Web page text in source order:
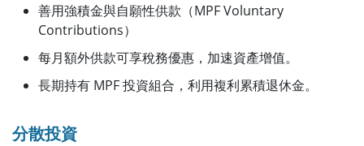
善用強積金與自願性供款（MPF Voluntary
Contributions）
每月額外供款可享稅務優惠，加速資產增值。
長期持有 MPF 投資組合，利用複利累積退休金。
分散投資